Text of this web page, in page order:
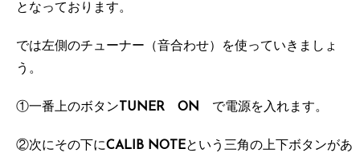
となっております。
では左側のチューナー（音合わせ）を使っていきましょ
う。
①一番上のボタン TUNER ON で電源を入れます。
②次にその下にCALIB NOTEという三角の上下ボタンがあ